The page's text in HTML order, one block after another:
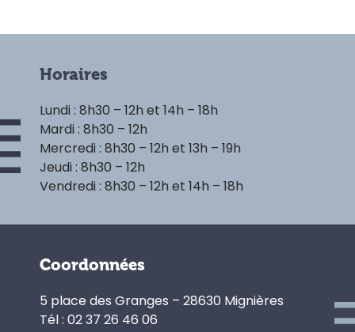
Horaires
Lundi : 8h30 – 12h et 14h – 18h
Mardi : 8h30 – 12h
Mercredi : 8h30 – 12h et 13h – 19h
Jeudi : 8h30 – 12h
Vendredi : 8h30 – 12h et 14h – 18h
Coordonnées
5 place des Granges – 28630 Mignières
Tél : 02 37 26 46 06